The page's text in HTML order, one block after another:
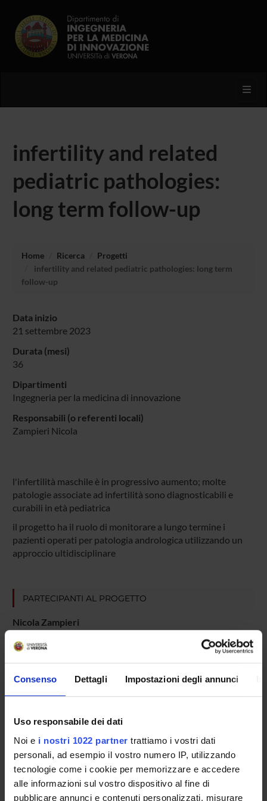
Consenso Dettagli Impostazioni degli annunci
Uso responsabile dei dati
Noi e i nostri 1022 partner trattiamo i vostri dati
personali, ad esempio il vostro numero IP, utilizzando
tecnologie come i cookie per memorizzare e accedere
alle informazioni sul vostro dispositivo al fine di
pubblicare annunci e contenuti personalizzati, misurare
infertility and related
pediatric pathologies:
long term follow-up
Home Ricerca
Progetti
infertility and related pediatric pathologies: long term
follow-up
Data inizio
21 settembre 2023
Durata (mesi)
36
Dipartimenti
Ingegneria per la medicina di innovazione
Responsabili (o referenti locali)
Zampieri Nicola
l'infertilità maschile è in progressivo aumento; molte
patologie associate ad infertilità sono diagnosticabili e
curabili in età pediatrica
il progetto ha il ruolo di monitorare a lungo termine i
pazienti operati per patologia andrologica utilizzando un
approccio ultidisciplinare
PARTECIPANTI AL PROGETTO
Nicola Zampieri
AREE DI RICERCA COINVOLTE DAL PROGETTO
Medicina rigenerativa funzionale e personalizzata
SEZIONI
Biomedicina di Innovazione